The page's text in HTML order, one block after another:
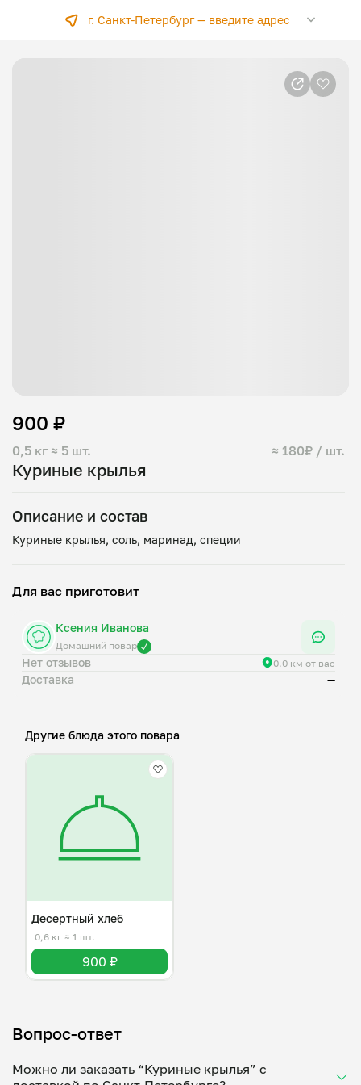
г. Санкт-Петербург —введите адрес
Куриные крылья
0,5 кг ≈ 5 шт. ≈ 180₽ / шт.
900 ₽
Описание и состав
Для вас приготовит
Ксения Иванова
Домашний повар
Нет отзывов 0.0 км от вас
Доставка —
Другие блюда этого повара
Десертный хлеб
0,6 кг ≈ 1 шт.
900 ₽
Вопрос-ответ
Можно ли заказать “Куриные крылья” с